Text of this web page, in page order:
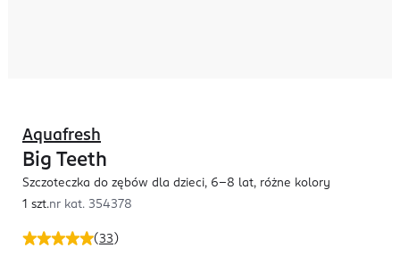
(33 )
Aquafresh
Big Teeth
Szczoteczka do zębów dla dzieci, 6-8 lat, różne kolory
1 szt.nr kat. 354378